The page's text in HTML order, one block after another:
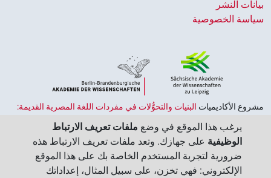
بيانات النشر
سياسة الخصوصية
مشروع الأكاديميات ‏ البنيات والتحوُّلات في مفردات اللغة المصرية القديمة:
الممول من قبل الحكومة الاتحادية وحكومات الولايات بجمهورية ألمانيا
الاتحادية، وهو يهدف إلى الحفاظ على تراثنا الثقافي واسترجاعه واستكشافه.
يُنسَّق البرنامج من قِبلاتحاد الأكاديميات الألمانية للعلوم والإنسانيات‏.
يرغب هذا الموقع في وضع ملفات تعريف الارتباط
الوظيفية على جهازك. وتعد ملفات تعريف الارتباط هذه
ضرورية لتجربة المستخدم الخاصة بك على هذا الموقع
الإلكتروني: فهي تخزن، على سبيل المثال، إعداداتك